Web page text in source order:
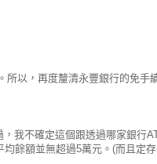
以，再度釐清永豐銀行的免手
我不確定這個跟透過哪家銀行
餘額並無超過5萬元。(而且定